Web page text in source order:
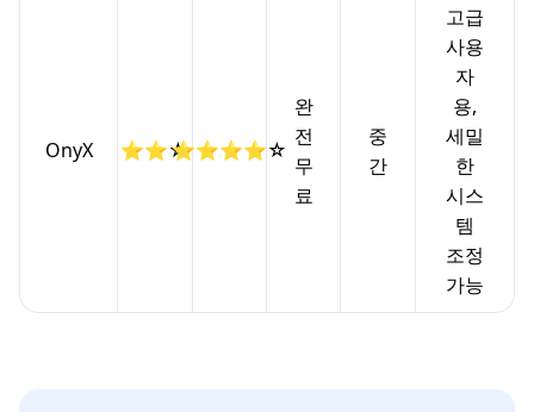
OnyX ⭐⭐☆⭐⭐⭐⭐☆
완
전
무
료
중
간
고급
사용
자
용,
세밀
한
시스
템
조정
가능